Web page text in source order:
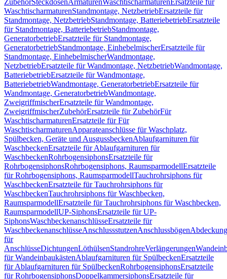
ZubehörSteckdosenArmaturenWaschtischarmaturen Ersatzteile für
WaschtischarmaturenStandmontage, NetzbetriebErsatzteile für
Standmontage, NetzbetriebStandmontage, BatteriebetriebErsatzteile
für Standmontage, BatteriebetriebStandmontage,
GeneratorbetriebErsatzteile für Standmontage,
GeneratorbetriebStandmontage, EinhebelmischerErsatzteile für
Standmontage, EinhebelmischerWandmontage,
NetzbetriebErsatzteile für Wandmontage, NetzbetriebWandmontage,
BatteriebetriebErsatzteile für Wandmontage,
BatteriebetriebWandmontage, GeneratorbetriebErsatzteile für
Wandmontage, GeneratorbetriebWandmontage,
ZweigriffmischerErsatzteile für Wandmontage,
ZweigriffmischerZubehörErsatzteile für ZubehörFür
WaschtischarmaturenErsatzteile für Für
WaschtischarmaturenApparateanschlüsse für Waschplatz,
Spülbecken, Geräte und AusgussbeckenAblaufgarnituren für
WaschbeckenErsatzteile für Ablaufgarnituren für
WaschbeckenRohrbogensiphonsErsatzteile für
RohrbogensiphonsRohrbogensiphons, RaumsparmodellErsatzteile
für Rohrbogensiphons, RaumsparmodellTauchrohrsiphons für
WaschbeckenErsatzteile für Tauchrohrsiphons für
WaschbeckenTauchrohrsiphons für Waschbecken,
RaumsparmodellErsatzteile für Tauchrohrsiphons für Waschbecken,
RaumsparmodellUP-SiphonsErsatzteile für UP-
SiphonsWaschbeckenanschlüsseErsatzteile für
WaschbeckenanschlüsseAnschlussstutzenAnschlussbögen
für
AnschlüsseDichtungenLöthülsenStandrohreVerlängerungen
für WandeinbaukästenAblaufgarnituren für SpülbeckenErsatzteile
für Ablaufgarnituren für SpülbeckenRohrbogensiphonsErsatzteile
für RohrbogensiphonsDoppelkammersiphonsErsatzteile für